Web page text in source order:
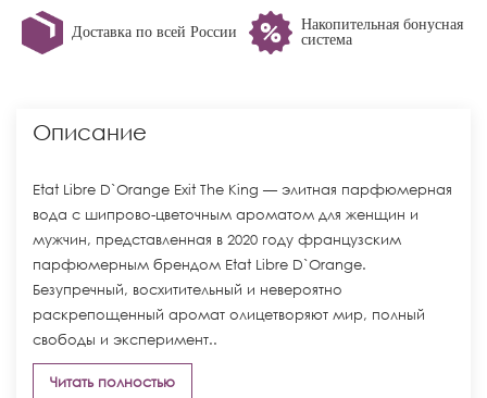
Доставка по всей России
Накопительная бонусная
система
Описание
Etat Libre D`Orange Exit The King — элитная парфюмерная
вода с шипрово-цветочным ароматом для женщин и
мужчин, представленная в 2020 году французским
парфюмерным брендом Etat Libre D`Orange.
Безупречный, восхитительный и невероятно
раскрепощенный аромат олицетворяют мир, полный
свободы и эксперимент..
Читать полностью